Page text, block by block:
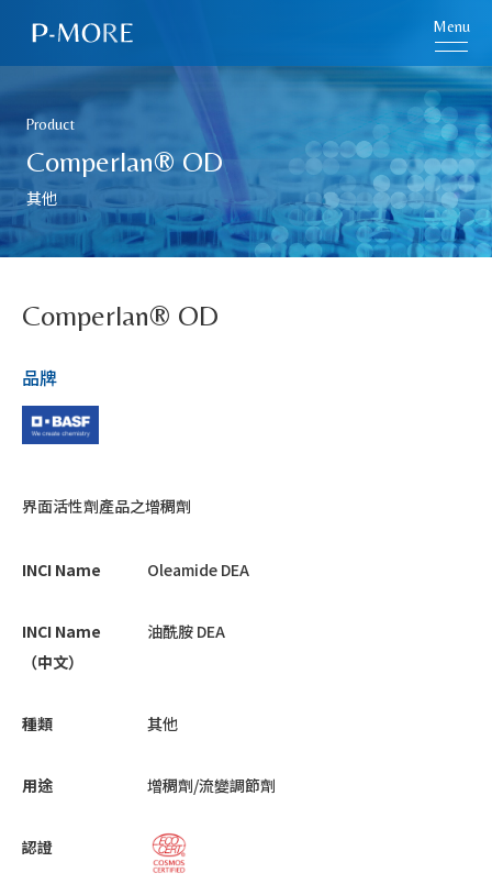
Menu
Product
Comperlan® OD
其他
Comperlan® OD
品牌
界面活性劑產品之增稠劑
INCI Name Oleamide DEA
INCI Name
（中文）
油酰胺 DEA
種類 其他
用途 增稠劑/流變調節劑
認證